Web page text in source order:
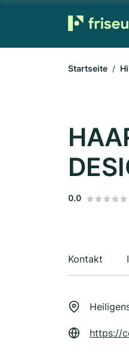
Startseite
0.0
Kontakt
https://